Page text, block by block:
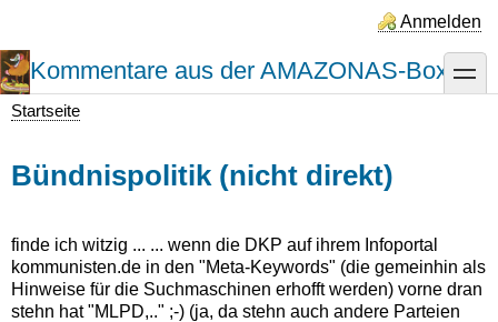
Inhalt
Anmelden
Kommentare aus der AMAZONAS-Box toggle
Startseite
Bündnispolitik (nicht direkt)
finde ich witzig ... ... wenn die DKP auf ihrem Infoportal
kommunisten.de in den "Meta-Keywords" (die gemeinhin als
Hinweise für die Suchmaschinen erhofft werden) vorne dran
stehn hat "MLPD,.." ;-) (ja, da stehn auch andere Parteien